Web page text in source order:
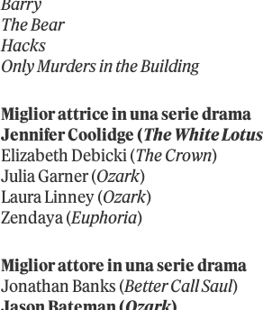
The Bear
Hacks
Only Murders in the Building
Miglior attrice in una serie drama
Jennifer Coolidge (The White Lotus
Elizabeth Debicki (The Crown)
Julia Garner (Ozark)
Laura Linney (Ozark)
Zendaya (Euphoria)
Miglior attore in una serie drama
Jonathan Banks (Better Call Saul)